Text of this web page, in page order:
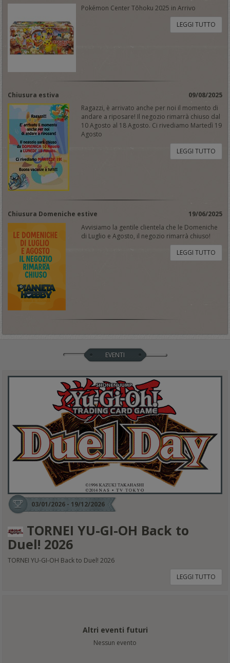
Pokémon Center Tōhoku 2025 in Arrivo
LEGGI TUTTO
Chiusura estiva
09/08/2025
Ragazzi, è arrivato anche per noi il momento di
andare a riposare! Il negozio rimarrà chiuso dal
10 Agosto al 18 Agosto. Ci rivediamo Martedì 19
Agosto
LEGGI TUTTO
Chiusura Domeniche estive
19/06/2025
Avvisiamo la gentile clientela che le Domeniche
di Luglio e Agosto, il negozio rimarrà chiuso!
LEGGI TUTTO
EVENTI
03/01/2026 - 19/12/2026
TORNEI YU-GI-OH Back to
Duel! 2026
TORNEI YU-GI-OH Back to Duel! 2026
LEGGI TUTTO
Altri eventi futuri
Nessun evento